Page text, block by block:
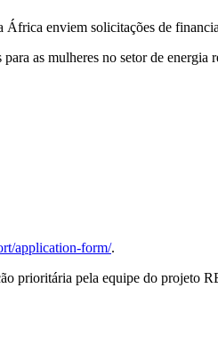
enviem solicitações de
as mulheres no setor de energia
application-form/.
prioritária pela equipe do projeto